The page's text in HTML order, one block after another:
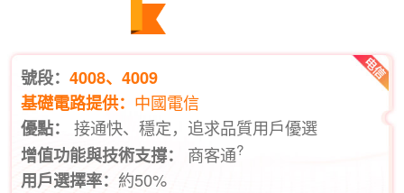
號段：4008、4009
基礎電路提供： 中國電信
優點：
接通快、穩定，追求品質用戶優選
增值功能與技術支撐：
商客通?
用戶選擇率： 約50%